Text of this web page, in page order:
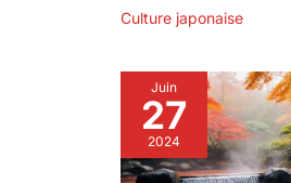
Culture japonaise
Juin
27
2024